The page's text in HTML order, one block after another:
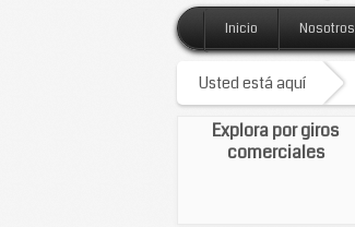
Inicio Nosotros
Usted está aquí
Explora por giros
comerciales